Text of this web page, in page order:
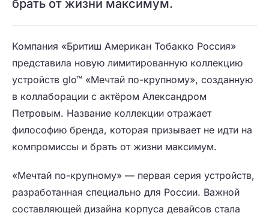
брать от жизни максимум.
Компания «Бритиш Американ Тобакко Россия»
представила новую лимитированную коллекцию
устройств glo™ «Мечтай по-крупному», созданную
в коллаборации с актёром Александром
Петровым. Название коллекции отражает
философию бренда, которая призывает не идти на
компромиссы и брать от жизни максимум.
«Мечтай по-крупному» — первая серия устройств,
разработанная специально для России. Важной
составляющей дизайна корпуса девайсов стала